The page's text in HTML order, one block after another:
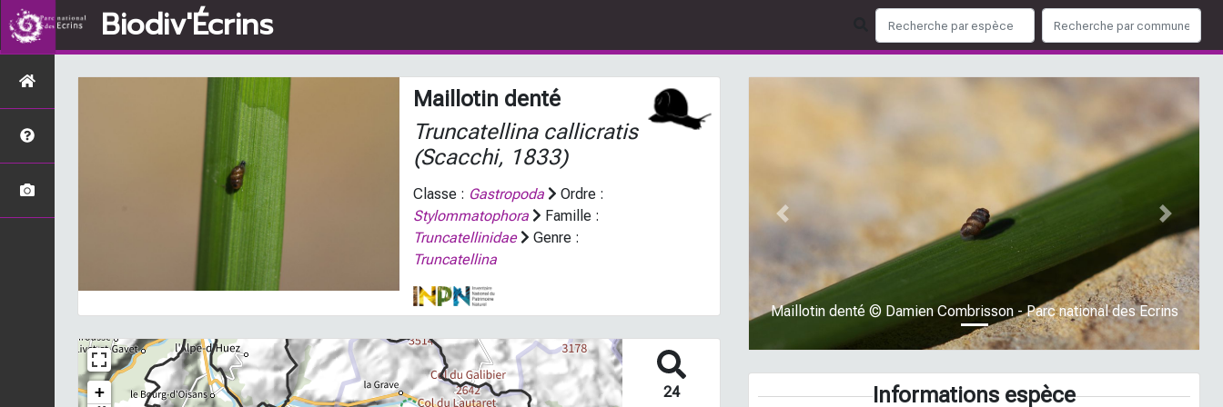
Biodiv'Écrins
Maillotin denté
Truncatellina callicratis
(Scacchi, 1833)
Classe : Gastropoda
Ordre :
Stylommatophora
Famille :
Truncatellinidae
Genre :
Truncatellina
+ 24
Maillotin denté © Damien Combrisson - Parc national des Ecrins
Previous Next
Informations espèce